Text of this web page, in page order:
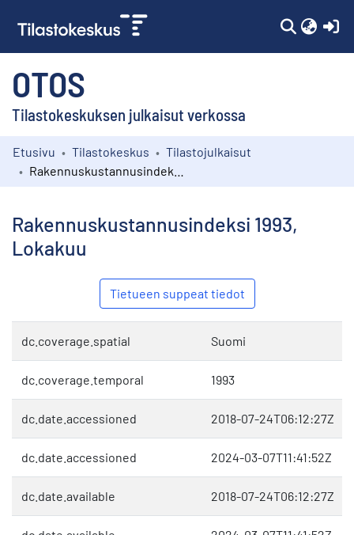
OTOS
Tilastokeskuksen julkaisut verkossa
Kokoelmat
Etusivu Tilastokeskus
Tilastojulkaisut
Rakennuskustannusindeksi 1993,
Lokakuu
Tietueen suppeat tiedot
dc.coverage.spatial Suomi
dc.coverage.temporal 1993
dc.date.accessioned 2018-07-24T06:12:27Z
dc.date.accessioned 2024-03-07T11:41:52Z
dc.date.available 2018-07-24T06:12:27Z